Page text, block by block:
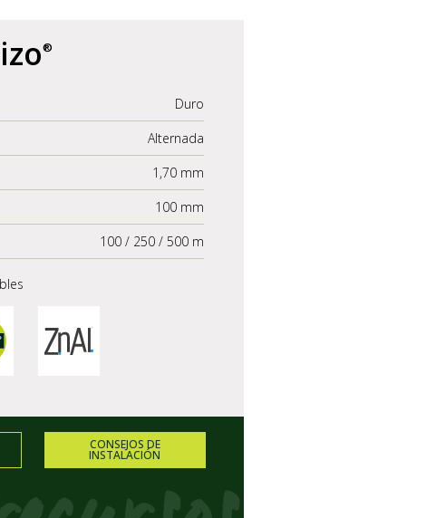
Duro
Alternada
1,70 mm
100 mm
100 / 250 / 500 m
CONSEJOS DE
INSTALACIÓN